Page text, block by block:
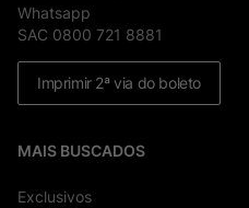
Whatsapp
SAC 0800 721 8881
Imprimir 2ª via do boleto
MAIS BUSCADOS
Exclusivos